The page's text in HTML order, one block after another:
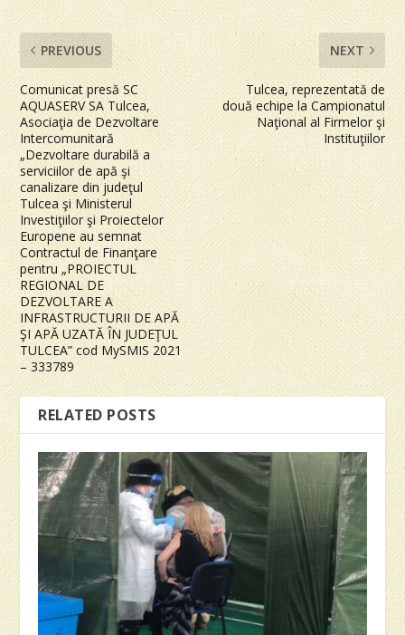
PREVIOUS
Comunicat presă SC
AQUASERV SA Tulcea,
Asociaţia de Dezvoltare
Intercomunitară
„Dezvoltare durabilă a
serviciilor de apă şi
canalizare din judeţul
Tulcea şi Ministerul
Investiţiilor şi Proiectelor
Europene au semnat
Contractul de Finanţare
pentru „PROIECTUL
REGIONAL DE
DEZVOLTARE A
INFRASTRUCTURII DE APĂ
ŞI APĂ UZATĂ ÎN JUDEŢUL
TULCEA” cod MySMIS 2021
– 333789
NEXT
Tulcea, reprezentată de
două echipe la Campionatul
Naţional al Firmelor şi
Instituţiilor
RELATED POSTS